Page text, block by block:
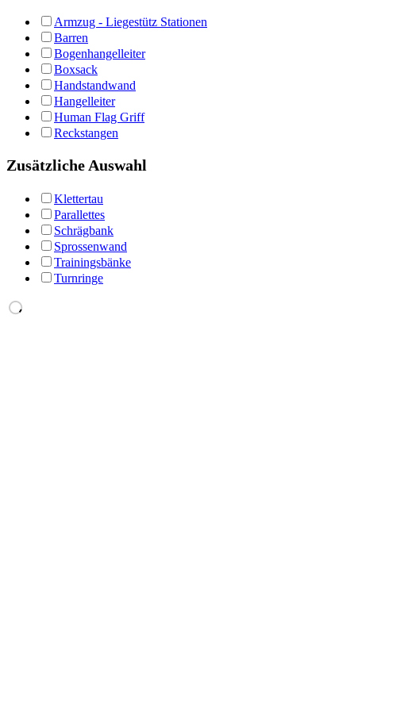
Armzug - Liegestütz Stationen
Barren
Bogenhangelleiter
Boxsack
Handstandwand
Hangelleiter
Human Flag Griff
Reckstangen
Zusätzliche Auswahl
Klettertau
Parallettes
Schrägbank
Sprossenwand
Trainingsbänke
Turnringe